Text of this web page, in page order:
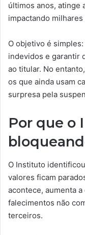
últimos anos, atinge
impactando
O objetivo é
indevidos e garantir
ao titular. No
os que ainda usam
surpresa pela
Por que o
O Instituto
valores ficam
acontece, aumenta
falecimentos não
terceiros.